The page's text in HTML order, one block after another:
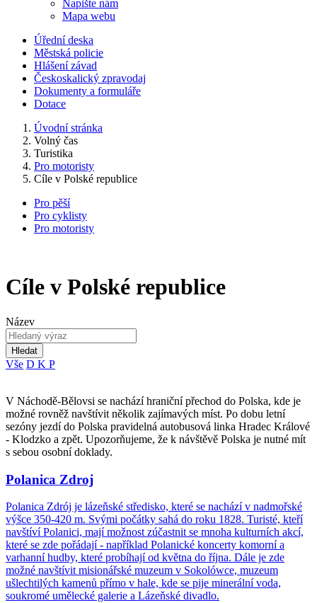
Napište nám
Mapa webu
Úřední deska
Městská policie
Hlášení závad
Českoskalický zpravodaj
Dokumenty a formuláře
Dotace
Úvodní stránka
Volný čas
Turistika
Pro motoristy
Cíle v Polské republice
Pro pěší
Pro cyklisty
Pro motoristy
Cíle v Polské republice
Název
Hledat
Vše D K P
V Náchodě-Bělovsi se nachází hraniční přechod do Polska, kde je
možné rovněž navštívit několik zajímavých míst. Po dobu letní
sezóny jezdí do Polska pravidelná autobusová linka Hradec Králové
- Klodzko a zpět. Upozorňujeme, že k návštěvě Polska je nutné mít
s sebou osobní doklady.
Polanica Zdroj
Polanica Zdrój je lázeňské středisko, které se nachází v nadmořské
výšce 350-420 m. Svými počátky sahá do roku 1828. Turisté, kteří
navštíví Polanici, mají možnost zúčastnit se mnoha kulturních akcí,
které se zde pořádají - například Polanické koncerty komorní a
varhanní hudby, které probíhají od května do října. Dále je zde
možné navštívit misionářské muzeum v Sokolówce, muzeum
ušlechtilých kamenů přímo v hale, kde se pije minerální voda,
soukromé umělecké galerie a Lázeňské divadlo.